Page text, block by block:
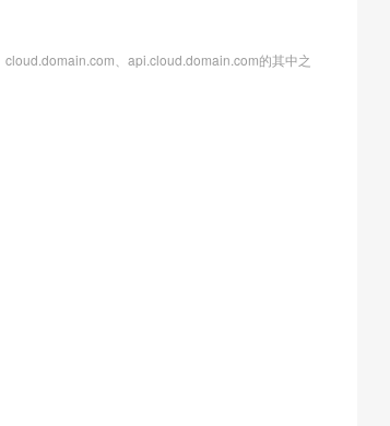
、api.cloud.domain.com的其中之